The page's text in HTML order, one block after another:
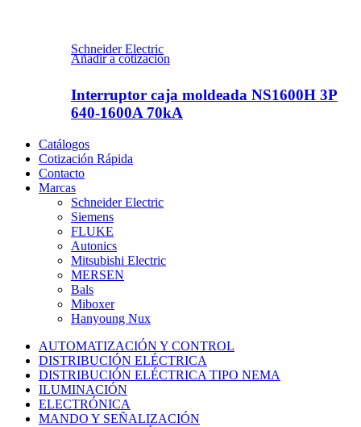
Schneider Electric
Añadir a cotizacion
Interruptor caja moldeada NS1600H 3P
640-1600A 70kA
Catálogos
Cotización Rápida
Contacto
Marcas
Schneider Electric
Siemens
FLUKE
Autonics
Mitsubishi Electric
MERSEN
Bals
Miboxer
Hanyoung Nux
AUTOMATIZACIÓN Y CONTROL
DISTRIBUCIÓN ELÉCTRICA
DISTRIBUCIÓN ELÉCTRICA TIPO NEMA
ILUMINACIÓN
ELECTRÓNICA
MANDO Y SEÑALIZACIÓN